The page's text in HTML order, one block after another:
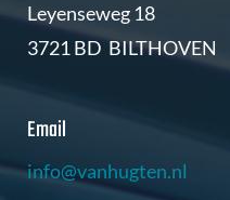
Leyenseweg 18
3721 BD BILTHOVEN
Email
info@vanhugten.nl